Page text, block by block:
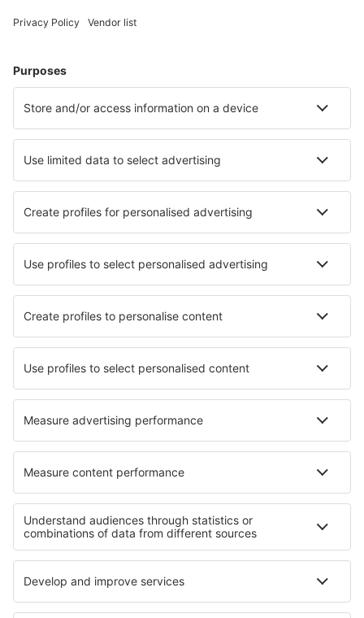
Hoteluri în Franţa - Orașe populare
Hoteluri în Le Cap d`Agde
Hoteluri în Les Sables-d`Olonne Hoteluri în Samoens
Hoteluri în Montgenevre Hoteluri în Mont-Dore
Hoteluri în La Teste-de-Buch
Cele mai bune hoteluri - orașe
Hoteluri în Vrbovec Hoteluri în Lanigan
Hoteluri în Barbaresco Hoteluri în Barnard Castle
Hoteluri în Ceske Velenice Hoteluri în Keratéa
Hoteluri Margaree Harbour Hoteluri în Hunstanton
Cele mai bune hoteluri - regiuni
Hoteluri în Valmeinier Hoteluri în Franța
Hoteluri in Alpii Francezi
Hoteluri în regiunea Rivierei Franceze Hoteluri în Arc
Hoteluri in Nevada Hoteluri in Mauritius
Hoteluri in Parcul Național Narwiański Hoteluri in Drake Bay